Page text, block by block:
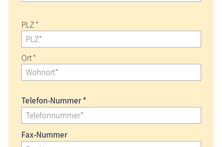
PLZ*
Ort*
Telefon-Nummer *
Fax-Nummer